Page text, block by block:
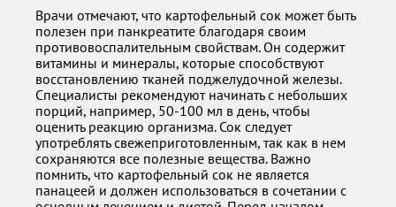
Врачи отмечают, что картофельный сок может быть
полезен при панкреатите благодаря своим
противовоспалительным свойствам. Он содержит
витамины и минералы, которые способствуют
восстановлению тканей поджелудочной железы.
Специалисты рекомендуют начинать с небольших
порций, например, 50-100 мл в день, чтобы
оценить реакцию организма. Сок следует
употреблять свежеприготовленным, так как в нем
сохраняются все полезные вещества. Важно
помнить, что картофельный сок не является
панацеей и должен использоваться в сочетании с